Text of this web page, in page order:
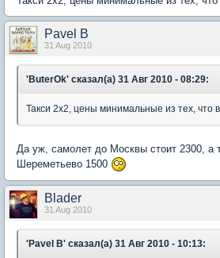
Pavel B
31 Aug 2010
'ButerOk' сказал(а) 31 Авг 2010 - 08:29:
Такси 2х2, цены минимальные из тех, что
Да уж, самолет до Москвы стоит 2300, а
Шереметьево 1500
Blader
31 Aug 2010
'Pavel B' сказал(а) 31 Авг 2010 - 10:13: